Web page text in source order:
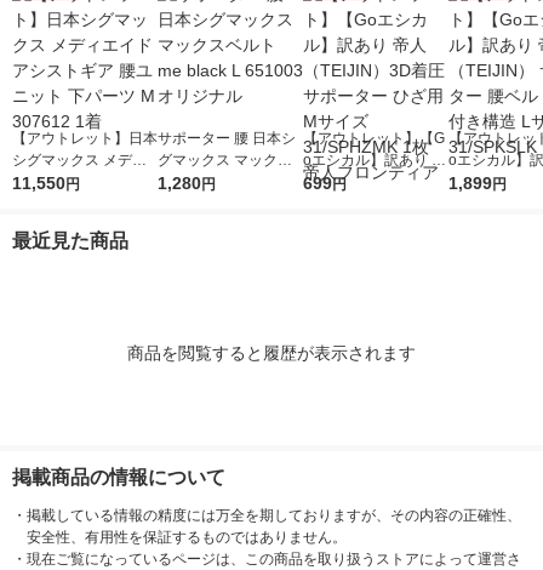
【アウトレット】日本
シグマックス メディ
エイド アシストギア
11,550円
サポーター 腰 日本シ
グマックス マックス
ベルト me black L 65
1,280円
【アウトレット】【G
oエシカル】訳あり 帝
人（TEIJIN）3D着圧
699円
【アウトレッ
oエシカル】
人（TEIJIN）
1,899円
最近見た商品
商品を閲覧すると履歴が表示されます
掲載商品の情報について
・ 掲載している情報の精度には万全を期しておりますが、その内容の正確性、
安全性、有用性を保証するものではありません。
・ 現在ご覧になっているページは、この商品を取り扱うストアによって運営さ